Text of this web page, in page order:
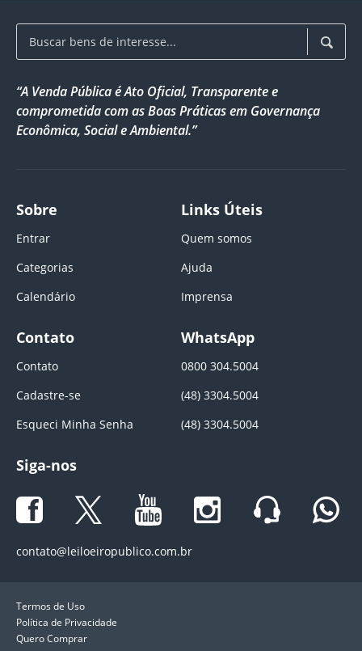
“A Venda Pública é Ato Oficial, Transparente e
comprometida com as Boas Práticas em Governança
Econômica, Social e Ambiental.”
Sobre
Entrar
Categorias
Calendário
Links Úteis
Quem somos
Ajuda
Imprensa
Contato
Contato
Cadastre-se
Esqueci Minha Senha
WhatsApp
0800 304.5004
(48) 3304.5004
(48) 3304.5004
Siga-nos
contato@leiloeiropublico.com.br
Termos de Uso
Política de Privacidade
Quero Comprar